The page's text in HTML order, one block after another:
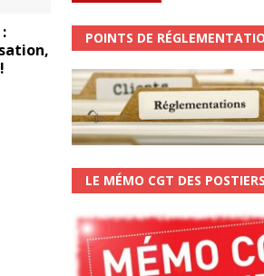
POINTS DE
LE MÉMO CGT DES